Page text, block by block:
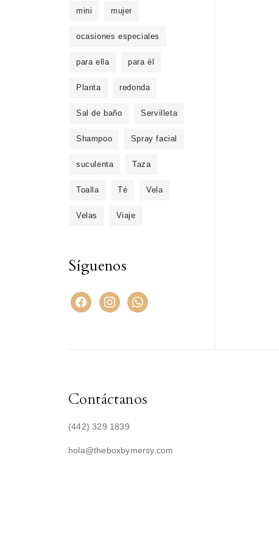
mini mujer
ocasiones especiales
para ella para él
Planta redonda
Sal de baño Servilleta
Shampoo Spray facial
suculenta Taza
Toalla Té Vela
Velas Viaje
Síguenos
Contáctanos
(442) 329 1839
hola@theboxbymersy.com